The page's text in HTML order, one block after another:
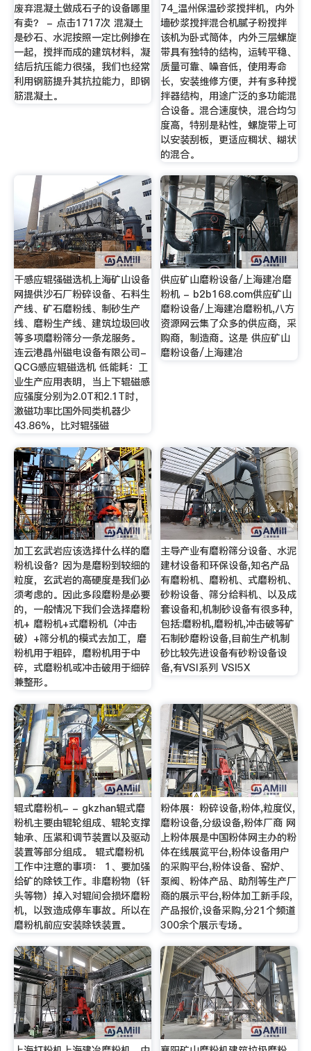
废弃混凝土做成石子的设备哪里
有卖？ - 点击1717次 混凝土
是砂石、水泥按照一定比例掺在
一起，搅拌而成的建筑材料，凝
结后抗压能力很强，我们也经常
利用钢筋提升其抗拉能力，即钢
筋混凝土。
74_温州保温砂浆搅拌机，内外
墙砂浆搅拌混合机腻子粉搅拌
该机为卧式筒体，内外三层螺旋
带具有独特的结构，运转平稳、
质量可靠、噪音低，使用寿命
长，安装维修方便，并有多种搅
拌器结构，用途广泛的多功能混
合设备。混合速度快，混合均匀
度高，特别是粘性，螺旋带上可
以安装刮板，更适应稠状、糊状
的混合。
干感应辊强磁选机上海矿山设备
网提供沙石厂粉碎设备、石料生
产线、矿石磨粉线、制砂生产
线、磨粉生产线、建筑垃圾回收
等多项磨粉筛分一条龙服务。
连云港晶州磁电设备有限公司-
QCG感应辊磁选机 低能耗：工
业生产应用表明，当上下辊磁感
应强度分别为2.0T和2.1T时，
激磁功率比国外同类机器少
43.86%，比对辊强磁
供应矿山磨粉设备/上海建冶磨
粉机 - b2b168.com供应矿山
磨粉设备/上海建冶磨粉机,八方
资源网云集了众多的供应商，采
购商，制造商。这是 供应矿山
磨粉设备/上海建冶
加工玄武岩应该选择什么样的磨
粉机设备？因为是磨粉到较细的
粒度，玄武岩的高硬度是我们必
须考虑的。因此多段磨粉是必要
的，一般情况下我们会选择磨粉
机+ 磨粉机+式磨粉机（冲击
破）+筛分机的模式去加工，磨
粉机用于粗碎，磨粉机用于中
碎，式磨粉机或冲击破用于细碎
兼整形。
主导产业有磨粉筛分设备、水泥
建材设备和环保设备,知名产品
有磨粉机、磨粉机、式磨粉机、
砂粉设备、筛分给料机、以及成
套设备和,机制砂设备有很多种,
包括:磨粉机,磨粉机,冲击破等矿
石制砂磨粉设备,目前生产机制
砂比较先进设备有砂粉设备设
备,有VSI系列 VSI5X
辊式磨粉机- - gkzhan辊式磨
粉机主要由辊轮组成、辊轮支撑
轴承、压紧和调节装置以及驱动
装置等部分组成。 辊式磨粉机
工作中注意的事项： 1、要加强
给矿的除铁工作。非磨粉物（钎
头等物）掉入对辊间会损坏磨粉
机，以致造成停车事故。所以在
磨粉机前应安装除铁装置。
粉体展：粉碎设备,粉体,粒度仪,
磨粉设备,分级设备,粉体厂商 网
上粉体展是中国粉体网主办的粉
体在线展览平台,粉体设备用户
的采购平台,粉体设备、窑炉、
泵阀、粉体产品、助剂等生产厂
商的展示平台,粉体加工新手段,
产品报价,设备采购,分21个频道
300余个展示专场。